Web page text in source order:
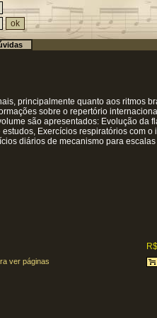
principalmente quanto aos ritmos
sobre o repertório
são apresentados: Evolução da
Exercícios respiratórios com o
diários de mecanismo para
ver páginas